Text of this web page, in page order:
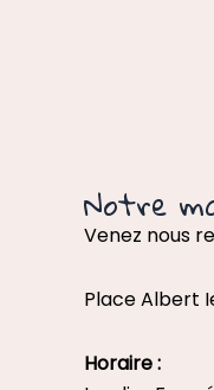
Notre
Venez nous
Place Albert
Horaire :